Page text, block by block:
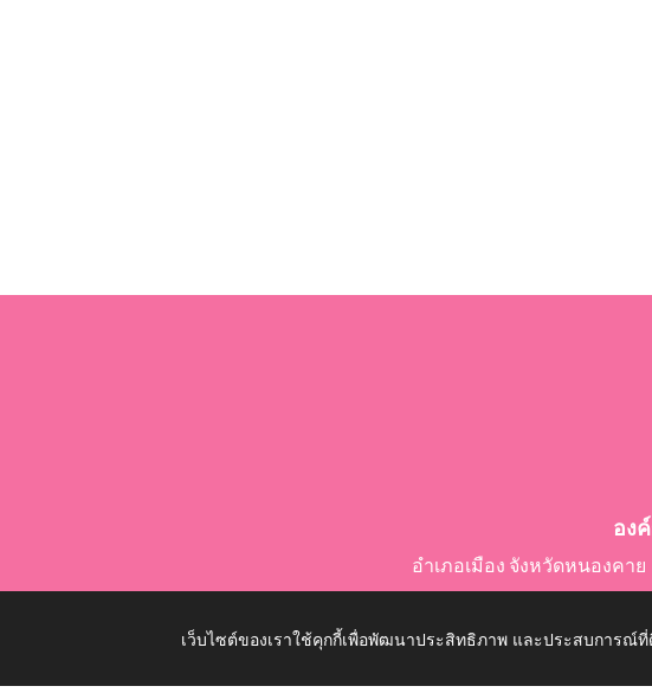
อง
อำเภอเมือง จังหวัดหนองคา
เว็บไซต์ของเราใช้คุกกี้เพื่อพัฒนาประสิทธิภาพ และประสบการณ์